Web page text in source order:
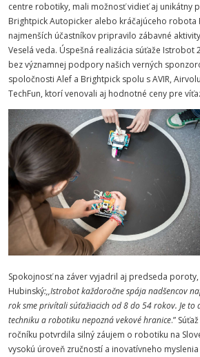
centre robotiky, mali možnosť vidieť aj unikátny
Brightpick Autopicker alebo kráčajúceho robota
najmenších účastníkov pripravilo zábavné
Veselá veda. Úspešná realizácia súťaže Istrobot
bez významnej podpory našich verných
spoločnosti Alef a Brightpick spolu s AVIR,
TechFun, ktorí venovali aj hodnotné ceny pre
Spokojnosť na záver vyjadril aj predseda
Hubinský:,,Istrobot každoročne spája nadšencov
rok sme privítali súťažiacich od 8 do 54 rokov. Je to
techniku a robotiku nepozná vekové hranice.”
ročníku potvrdila silný záujem o robotiku na
vysokú úroveň zručností a inovatívneho